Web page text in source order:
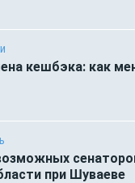
кешбэка: как
при Шуваеве